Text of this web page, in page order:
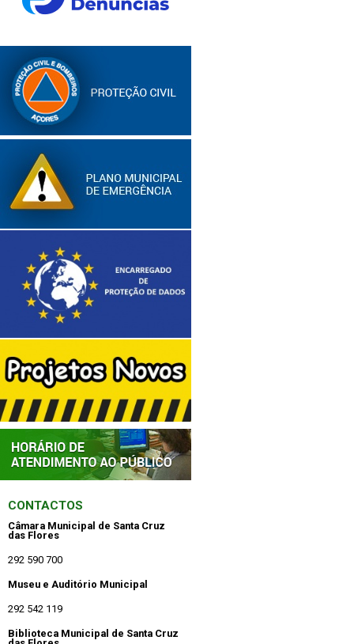
CONTACTOS
Câmara Municipal de Santa Cruz
das Flores
292 590 700
Museu e Auditório Municipal
292 542 119
Biblioteca Municipal de Santa Cruz